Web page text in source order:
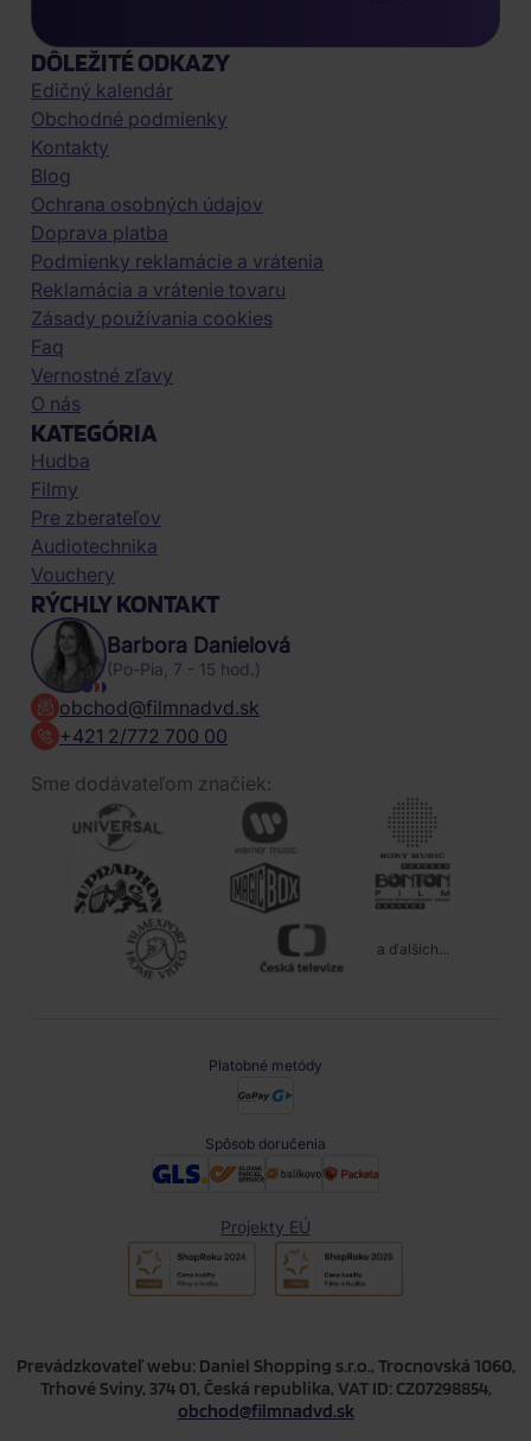
DÔLEŽITÉ ODKAZY
Edičný kalendár
Obchodné podmienky
Kontakty
Blog
Ochrana osobných údajov
Doprava platba
Podmienky reklamácie a vrátenia
Reklamácia a vrátenie tovaru
Zásady používania cookies
Faq
Vernostné zľavy
O nás
KATEGÓRIA
Hudba
Filmy
Pre zberateľov
Audiotechnika
Vouchery
RÝCHLY KONTAKT
Barbora Danielová
(Po-Pia, 7 - 15 hod.)
obchod@filmnadvd.sk
+421 2/772 700 00
Sme dodávateľom značiek:
a ďalších...
Platobné metódy
Spôsob doručenia
Projekty EÚ
Prevádzkovateľ webu: Daniel Shopping s.r.o., Trocnovská 1060,
Trhové Sviny, 374 01, Česká republika, VAT ID: CZ07298854,
obchod@filmnadvd.sk